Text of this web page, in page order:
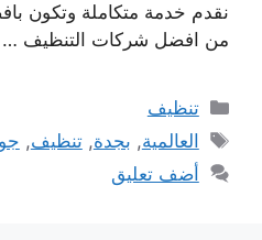
نقدم خدمة متكاملة وتكون
من افضل شركات التنظيف …
التصنيفات
تنظيف
الوسوم
العالمية, بجدة,تنظيف,
أضف تعليق